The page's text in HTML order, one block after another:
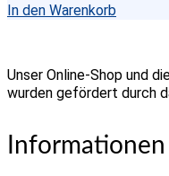
In den Warenkorb
Unser Online-Shop und
wurden gefördert durch
Informationen